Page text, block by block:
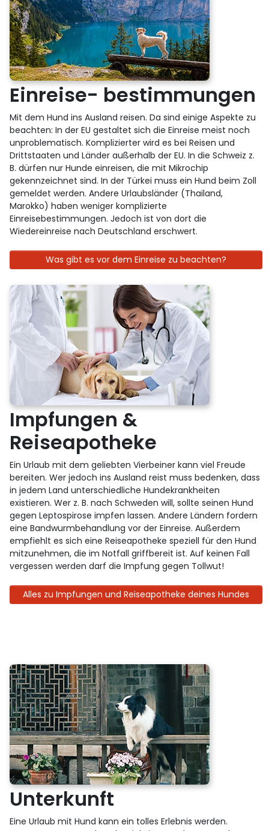
Einreise- bestimmungen
Mit dem Hund ins Ausland reisen. Da sind einige Aspekte zu
beachten: In der EU gestaltet sich die Einreise meist noch
unproblematisch. Komplizierter wird es bei Reisen und
Drittstaaten und Länder außerhalb der EU. In die Schweiz z.
B. dürfen nur Hunde einreisen, die mit Mikrochip
gekennzeichnet sind. In der Türkei muss ein Hund beim Zoll
gemeldet werden. Andere Urlaubsländer (Thailand,
Marokko) haben weniger komplizierte
Einreisebestimmungen. Jedoch ist von dort die
Wiedereinreise nach Deutschland erschwert.
Was gibt es vor dem Einreise zu beachten?
Impfungen &
Reiseapotheke
Ein Urlaub mit dem geliebten Vierbeiner kann viel Freude
bereiten. Wer jedoch ins Ausland reist muss bedenken, dass
in jedem Land unterschiedliche Hundekrankheiten
existieren. Wer z. B. nach Schweden will, sollte seinen Hund
gegen Leptospirose impfen lassen. Andere Ländern fordern
eine Bandwurmbehandlung vor der Einreise. Außerdem
empfiehlt es sich eine Reiseapotheke speziell für den Hund
mitzunehmen, die im Notfall griffbereit ist. Auf keinen Fall
vergessen werden darf die Impfung gegen Tollwut!
Alles zu Impfungen und Reiseapotheke deines Hundes
Unterkunft
Eine Urlaub mit Hund kann ein tolles Erlebnis werden.